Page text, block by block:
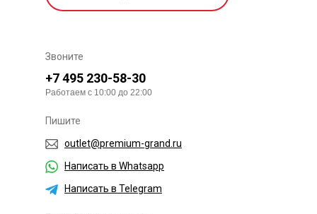
outlet@premium-grand.ru
Написать в Whatsapp
Написать в Telegram
+7 495 230-58-30
Работаем с 10:00 до 22:00
Звоните
Пишите